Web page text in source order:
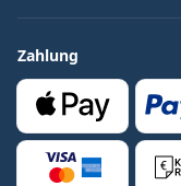
Zahlung